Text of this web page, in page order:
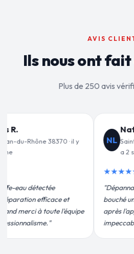
AVIS
Ils nous ont fait
Plus de 250 avis
L.
du-Rhône 38370 · il y
pour mon WC
soir. 20 minutes
là. Service
honnête."
JF
Saint-
a 3
★★★★★
moins de
conforme,